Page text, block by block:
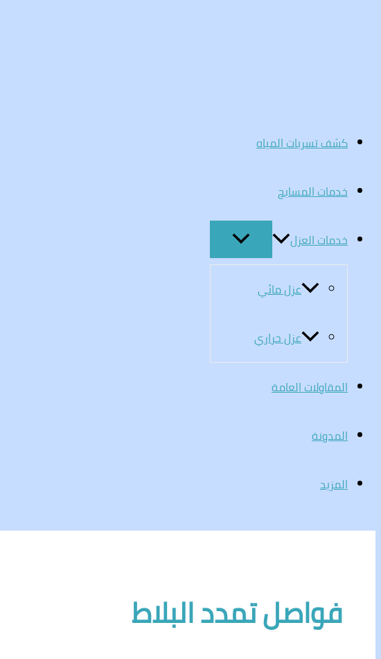
كشف تسربات المياه
خدمات المسابح
خدمات العزل
عزل مائي
عزل حراري
المقاولات العامة
المدونة
المزيد
فواصل تمدد البلاط